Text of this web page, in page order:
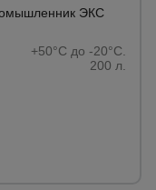
ЭКС
+50°C до -20°C.
200 л.